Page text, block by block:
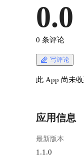
0.0
0 条评论
写评论
此 App 尚未
应用信息
最新版本
1.1.0